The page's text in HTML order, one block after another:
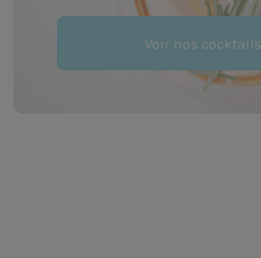
Voir nos cocktails